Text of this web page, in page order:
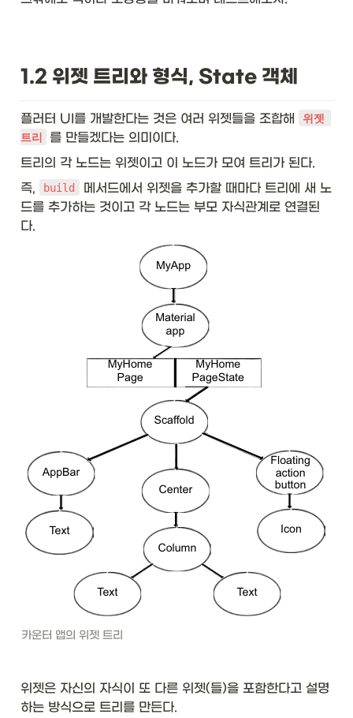
1.2 위젯 트리와 형식, State 객체
플러터 UI를 개발한다는 것은 여러 위젯들을 조합해
위젯
트리
를 만들겠다는 의미이다.
트리의 각 노드는 위젯이고 이 노드가 모여 트리가 된다.
즉,
build
메서드에서 위젯을 추가할 때마다 트리에 새 노
드를 추가하는 것이고 각 노드는 부모 자식관계로 연결된
다.
카운터 앱의 위젯 트리
위젯은 자신의 자식이 또 다른 위젯(들)을 포함한다고 설명
하는 방식으로 트리를 만든다.